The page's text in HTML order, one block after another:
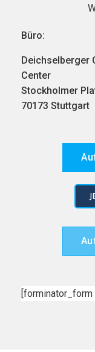
Büro:
Deichselberger
Center
Stockholmer
70173 Stuttgart
[forminator_form